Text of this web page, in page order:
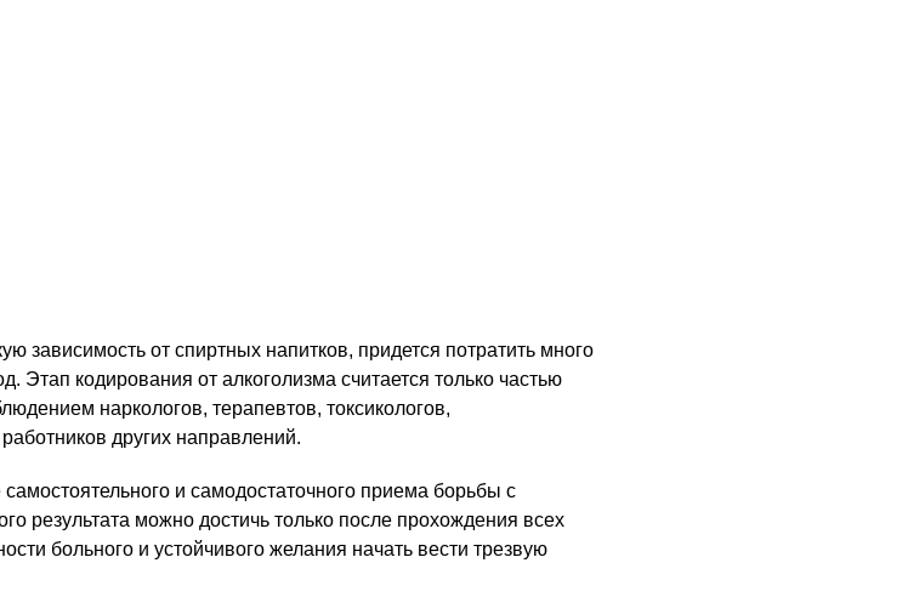
зависимость от спиртных напитков, придется потратить много
кодирования от алкоголизма считается только частью
наркологов, терапевтов, токсикологов,
других направлений.
и самодостаточного приема борьбы с
результата можно достичь только после прохождения всех
больного и устойчивого желания начать вести трезвую